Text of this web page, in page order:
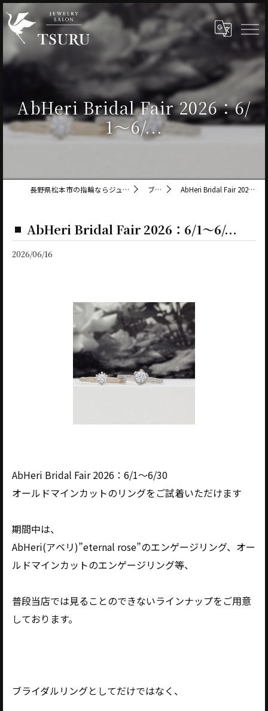
AbHeri Bridal Fair 2026：6/
1～6/...
長野県松本市の指輪ならジュエリーサロン鶴 ブログ AbHeri Bridal Fair 2026：6/1～6/...
AbHeri Bridal Fair 2026：6/1～6/...
2026/06/16
AbHeri Bridal Fair 2026：6/1～6/30
オールドマインカットのリングをご試着いただけます
期間中は、
AbHeri(アベリ)”eternal rose”のエンゲージリング、オー
ルドマインカットのエンゲージリング等、
普段当店では見ることのできないラインナップをご用意
しております。
ブライダルリングとしてだけではなく、